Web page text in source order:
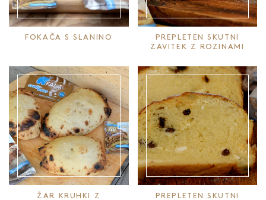
FOKAČA S SLANINO
PREPLETEN SKUTNI
ZAVITEK Z ROZINAMI
ŽAR KRUHKI Z
PREPLETEN SKUTNI